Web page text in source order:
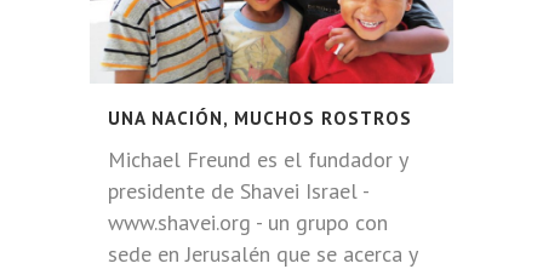
UNA NACIÓN, MUCHOS ROSTROS
Michael Freund es el fundador y
presidente de Shavei Israel -
www.shavei.org - un grupo con
sede en Jerusalén que se acerca y